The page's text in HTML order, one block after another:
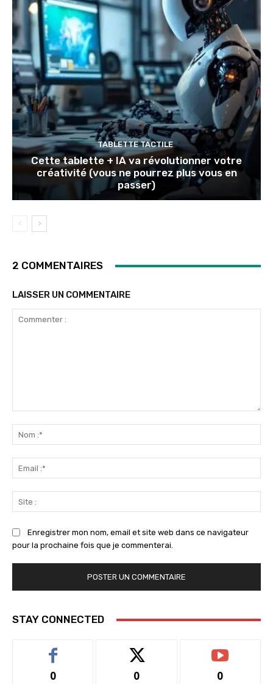
TABLETTE TACTILE
Cette tablette + IA va révolutionner votre
créativité (vous ne pourrez plus vous en
passer)
2 COMMENTAIRES
LAISSER UN COMMENTAIRE
:*
:*
:
Enregistrer mon nom, email et site web dans ce navigateur
pour la prochaine fois que je commenterai.
STAY CONNECTED
0 0 0